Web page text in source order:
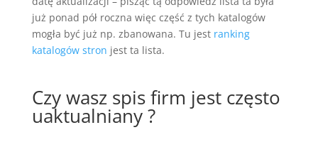
już ponad pół roczna więc część z tych katalogów
mogła być już np. zbanowana. Tu jest ranking
katalogów stron jest ta lista.
Czy wasz spis firm jest często
uaktualniany ?